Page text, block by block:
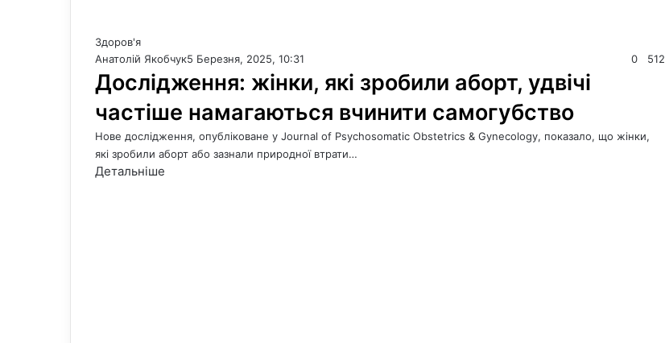
Здоров'я
Анатолій Якобчук5 Березня, 2025, 10:31 0 512
Дослідження: жінки, які зробили аборт, удвічі
частіше намагаються вчинити самогубство
Нове дослідження, опубліковане у Journal of Psychosomatic Obstetrics & Gynecology, показало, що жінки,
які зробили аборт або зазнали природної втрати…
Детальніше